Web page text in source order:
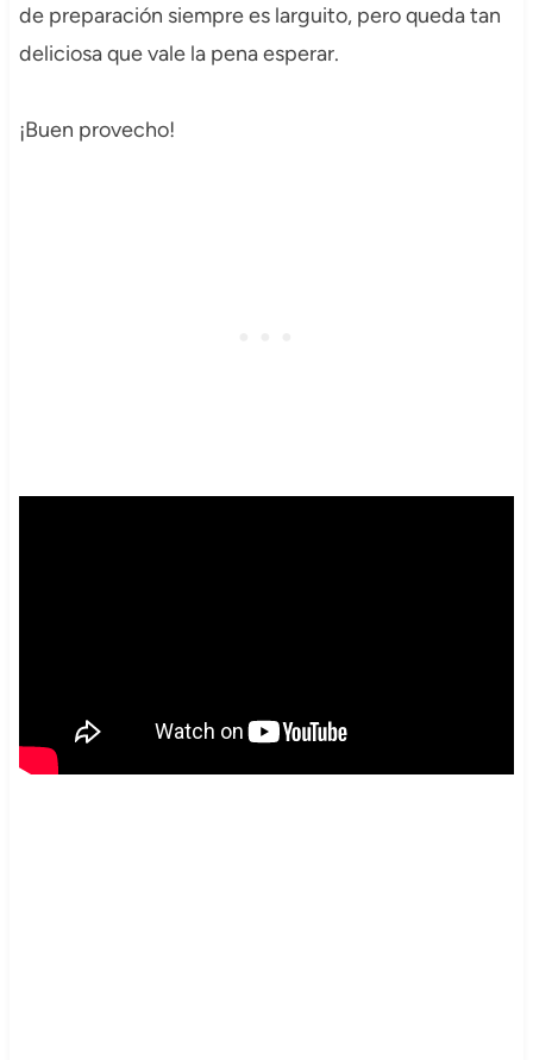
de preparación siempre es larguito, pero queda tan
deliciosa que vale la pena esperar.
¡Buen provecho!